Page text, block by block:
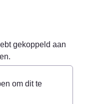
gekoppeld aan
om dit te